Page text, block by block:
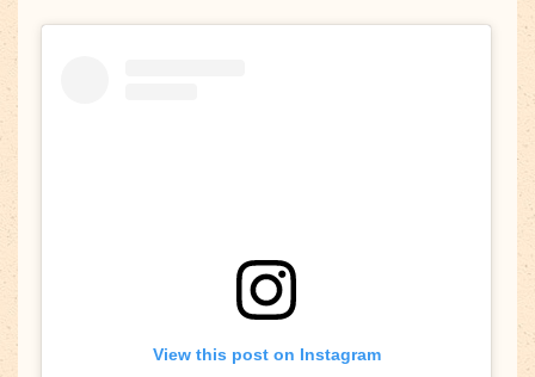
View this post on Instagram